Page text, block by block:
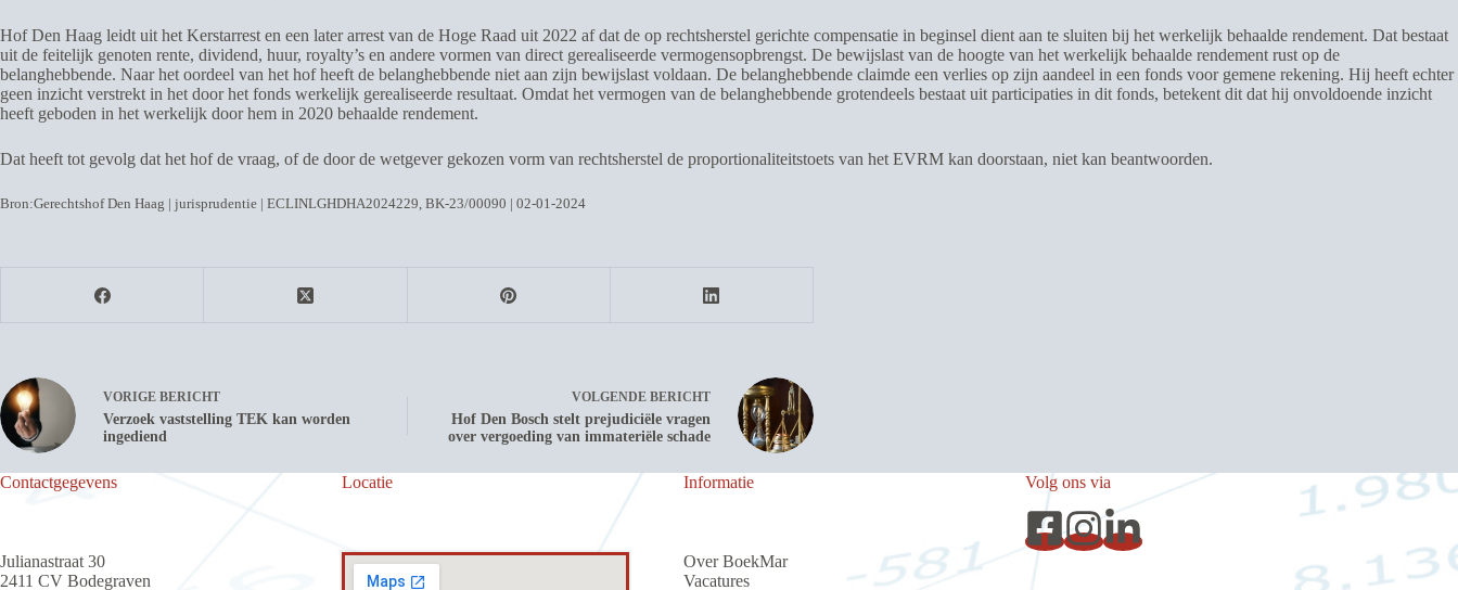
Hof Den Haag leidt uit het Kerstarrest en een later arrest van de Hoge Raad uit 2022 af dat de op rechtsherstel gerichte compensatie in beginsel dient aan te sluiten bij het werkelijk behaalde rendement. Dat bestaat
uit de feitelijk genoten rente, dividend, huur, royalty’s en andere vormen van direct gerealiseerde vermogensopbrengst. De bewijslast van de hoogte van het werkelijk behaalde rendement rust op de
belanghebbende. Naar het oordeel van het hof heeft de belanghebbende niet aan zijn bewijslast voldaan. De belanghebbende claimde een verlies op zijn aandeel in een fonds voor gemene rekening. Hij heeft echter
geen inzicht verstrekt in het door het fonds werkelijk gerealiseerde resultaat. Omdat het vermogen van de belanghebbende grotendeels bestaat uit participaties in dit fonds, betekent dit dat hij onvoldoende inzicht
heeft geboden in het werkelijk door hem in 2020 behaalde rendement.
Dat heeft tot gevolg dat het hof de vraag, of de door de wetgever gekozen vorm van rechtsherstel de proportionaliteitstoets van het EVRM kan doorstaan, niet kan beantwoorden.
Bron:Gerechtshof Den Haag | jurisprudentie | ECLINLGHDHA2024229, BK-23/00090 | 02-01-2024
VORIGE BERICHT
Verzoek vaststelling TEK kan worden
ingediend
VOLGENDE BERICHT
Hof Den Bosch stelt prejudiciële vragen
over vergoeding van immateriële schade
Contactgegevens
Julianastraat 30
2411 CV Bodegraven
Locatie Informatie
Over BoekMar
Vacatures
Volg ons via